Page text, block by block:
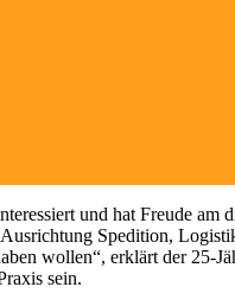
und hat Freude am
Spedition,
wollen“, erklärt der 25-
sein.